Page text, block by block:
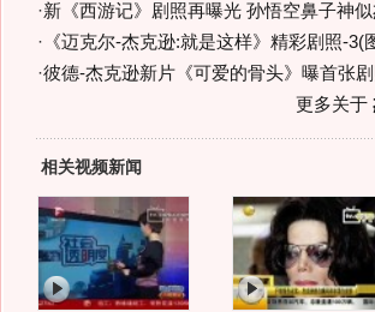
·新《西游记》剧照再曝光 孙悟空鼻子神
· 《迈克尔-杰克逊:就是这样》精彩剧照-3(
·彼德-杰克逊新片《可爱的骨头》曝首张
更多关于
相关视频新闻